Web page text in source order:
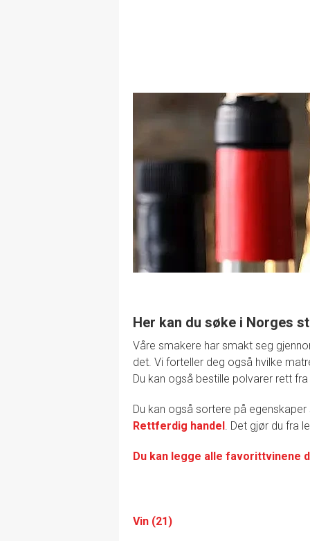
Her kan du søke i Norges
Våre smakere har smakt seg
det. Vi forteller deg også hvilke
Du kan også bestille polvarer rett fra
Du kan også sortere på egenskaper
Rettferdig handel. Det gjør du fra
Du kan legge alle favorittvinene
Vin (21)